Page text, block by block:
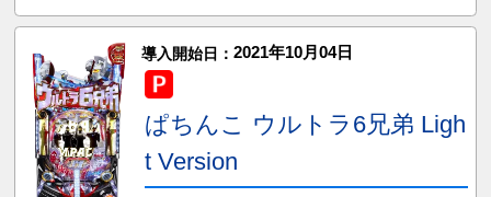
導入開始日： 2021年10月04日
ぱちんこ ウルトラ6兄弟 Ligh
t Version